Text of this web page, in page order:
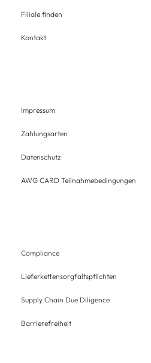
Filiale finden
Kontakt
Impressum
Zahlungsarten
Datenschutz
AWG CARD Teilnahmebedingungen
Compliance
Lieferkettensorgfaltspflichten
Supply Chain Due Diligence
Barrierefreiheit